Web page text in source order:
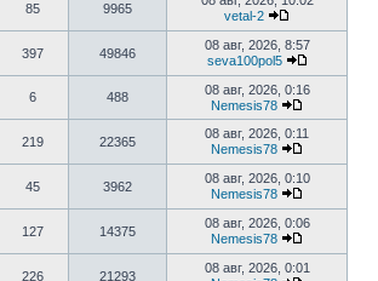
85 9965
vetal-2
Перейти
к
последнему
397 49846
08 авг, 2026, 8:57
seva100pol5
Перейти
к
сообщению
6 488
08 авг, 2026, 0:16
Nemesis78
Перейти
к
сообщению
219 22365
08 авг, 2026, 0:11
Nemesis78
Перейти
к
45 3962
08 авг, 2026, 0:10
Nemesis78
Перейти
к
127 14375
08 авг, 2026, 0:06
Nemesis78
Перейти
к
226 21293
08 авг, 2026, 0:01